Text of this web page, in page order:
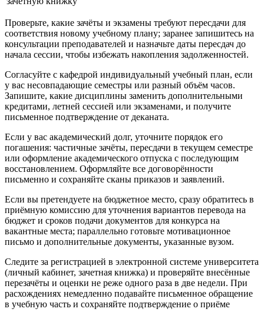
Проверьте, какие зачёты и экзамены требуют пересдачи для
соответствия новому учебному плану; заранее запишитесь на
консультации преподавателей и назначьте даты пересдач до
начала сессии, чтобы избежать накопления задолженностей.
Согласуйте с кафедрой индивидуальный учебный план, если
у вас несовпадающие семестры или разный объём часов.
Запишите, какие дисциплины заменить дополнительными
кредитами, летней сессией или экзаменами, и получите
письменное подтверждение от деканата.
Если у вас академический долг, уточните порядок его
погашения: частичные зачёты, пересдачи в текущем семестре
или оформление академического отпуска с последующим
восстановлением. Оформляйте все договорённости
письменно и сохраняйте сканы приказов и заявлений.
Если вы претендуете на бюджетное место, сразу обратитесь в
приёмную комиссию для уточнения вариантов перевода на
бюджет и сроков подачи документов для конкурса на
вакантные места; параллельно готовьте мотивационное
письмо и дополнительные документы, указанные вузом.
Следите за регистрацией в электронной системе университета
(личный кабинет, зачетная книжка) и проверяйте внесённые
перезачёты и оценки не реже одного раза в две недели. При
расхождениях немедленно подавайте письменное обращение
в учебную часть и сохраняйте подтверждение о приёме